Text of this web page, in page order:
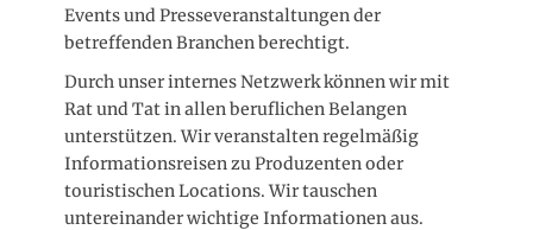
Events und Presseveranstaltungen der
betreffenden Branchen berechtigt.
Durch unser internes Netzwerk können wir mit
Rat und Tat in allen beruflichen Belangen
unterstützen. Wir veranstalten regelmäßig
Informationsreisen zu Produzenten oder
touristischen Locations. Wir tauschen
untereinander wichtige Informationen aus.